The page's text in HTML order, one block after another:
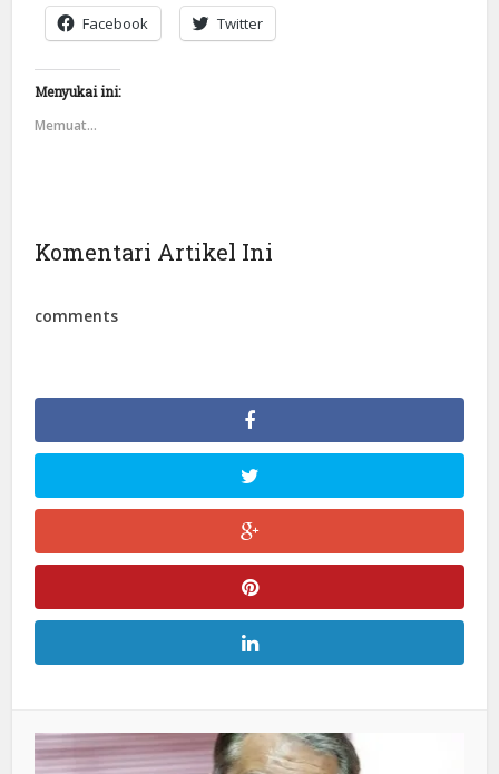
Facebook Twitter
Menyukai ini:
Memuat...
Komentari Artikel Ini
comments